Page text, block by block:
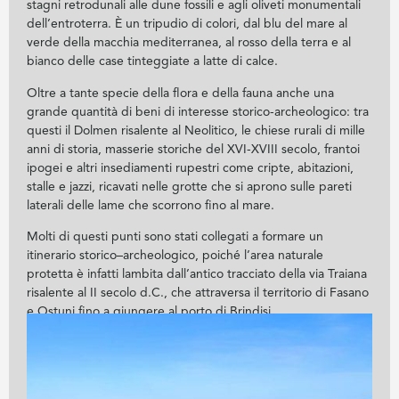
stagni retrodunali alle dune fossili e agli oliveti monumentali
dell’entroterra. È un tripudio di colori, dal blu del mare al
verde della macchia mediterranea, al rosso della terra e al
bianco delle case tinteggiate a latte di calce.
Oltre a tante specie della flora e della fauna anche una
grande quantità di beni di interesse storico-archeologico: tra
questi il Dolmen risalente al Neolitico, le chiese rurali di mille
anni di storia, masserie storiche del XVI-XVIII secolo, frantoi
ipogei e altri insediamenti rupestri come cripte, abitazioni,
stalle e jazzi, ricavati nelle grotte che si aprono sulle pareti
laterali delle lame che scorrono fino al mare.
Molti di questi punti sono stati collegati a formare un
itinerario storico–archeologico, poiché l’area naturale
protetta è infatti lambita dall’antico tracciato della via Traiana
risalente al II secolo d.C., che attraversa il territorio di Fasano
e Ostuni fino a giungere al porto di Brindisi.